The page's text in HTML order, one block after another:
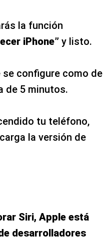
la función
iPhone” y listo.
se configure como de
de 5 minutos.
tu teléfono,
la versión de
Siri, Apple está
desarrolladores